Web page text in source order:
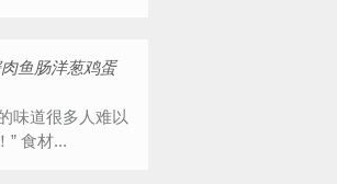
接受，我家宝贝也不例外，为了让他喜欢吃洋葱，我也是变着花样烹饪啊，嘿嘿！” 食材...